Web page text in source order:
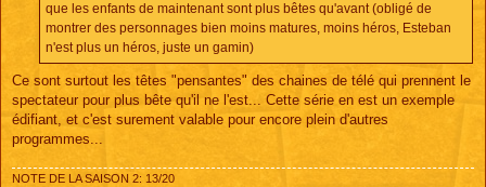
que les enfants de maintenant sont plus bêtes qu'avant (obligé de
montrer des personnages bien moins matures, moins héros, Esteban
n'est plus un héros, juste un gamin)
Ce sont surtout les têtes "pensantes" des chaines de télé qui prennent le
spectateur pour plus bête qu'il ne l'est... Cette série en est un exemple
édifiant, et c'est surement valable pour encore plein d'autres
programmes...
NOTE DE LA SAISON 2: 13/20